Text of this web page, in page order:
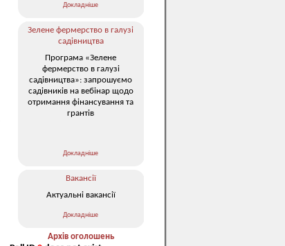
Докладніше
Зелене фермерство в галузі
садівництва
Програма «Зелене
фермерство в галузі
садівництва»: запрошуємо
садівників на вебінар щодо
отримання фінансування та
грантів
Докладніше
Вакансії
Актуальні вакансії
Докладніше
Архів оголошень